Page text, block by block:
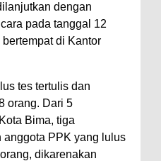
dengan
pada tanggal 12
di Kantor
tes tertulis dan
orang. Dari 5
Bima, tiga
anggota PPK yang lulus
dikarenakan